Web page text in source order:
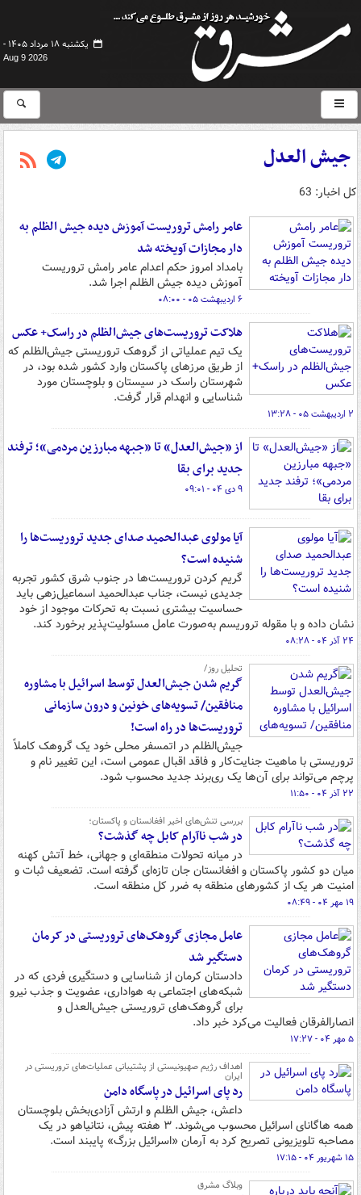
یکشنبه ۱۸ مرداد ۱۴۰۵ -
Aug 9 2026
جیش العدل
کل اخبار: 63
عامر رامش تروریست آموزش دیده جیش الظلم به
دار مجازات آویخته شد
بامداد امروز حکم اعدام عامر رامش تروریست
آموزش دیده جیش الظلم اجرا شد.
۶ اردیبهشت ۰۵ - ۰۸:۰۰
هلاکت تروریست‌های جیش‌الظلم در راسک+ عکس
یک تیم عملیاتی از گروهک تروریستی جیش‌الظلم که
از طریق مرزهای پاکستان وارد کشور شده بود، در
شهرستان راسک در سیستان و بلوچستان مورد
شناسایی و انهدام قرار گرفت.
۲ اردیبهشت ۰۵ - ۱۳:۲۸
از «جیش‌العدل» تا «جبهه مبارزین مردمی»؛ ترفند
جدید برای بقا
۹ دی ۰۴ - ۰۹:۰۱
آیا مولوی عبدالحمید صدای جدید تروریست‌ها را
شنیده است؟
گریم کردن تروریست‌ها در جنوب شرق کشور تجربه
جدیدی نیست، جناب عبدالحمید اسماعیل‌زهی باید
حساسیت بیشتری نسبت به تحرکات موجود از خود
نشان داده و با مقوله تروریسم به‌صورت عامل مسئولیت‌پذیر برخورد کند.
۲۴ آذر ۰۴ - ۰۸:۲۸
تحلیل روز/
گریم شدن جیش‌العدل توسط اسرائیل با مشاوره
منافقین/ تسویه‌های خونین و درون سازمانی
تروریست‌ها در راه است!
جیش‌الظلم در اتمسفر محلی خود یک گروهک کاملاً
تروریستی با ماهیت جنایت‌کار و فاقد اقبال عمومی است، این تغییر نام و
پرچم می‌تواند برای آن‌ها یک ری‌برند جدید محسوب شود.
۲۲ آذر ۰۴ - ۱۱:۵۰
بررسی تنش‌های اخیر افغانستان و پاکستان؛
در شب ناآرام کابل چه گذشت؟
در میانه تحولات منطقه‌ای و جهانی، خط آتش کهنه
میان دو کشور پاکستان و افغانستان جان تازه‌ای گرفته است. تضعیف ثبات و
امنیت هر یک از کشورهای منطقه به ضرر کل منطقه است.
۱۹ مهر ۰۴ - ۰۸:۴۹
عامل مجازی گروهک‌های تروریستی در کرمان
دستگیر شد
دادستان کرمان از شناسایی و دستگیری فردی که در
شبکه‌های اجتماعی به هواداری، عضویت و جذب نیرو
برای گروهک‌های تروریستی جیش‌العدل و
انصارالفرقان فعالیت می‌کرد خبر داد.
۵ مهر ۰۴ - ۱۷:۲۷
اهداف رژیم صهیونیستی از پشتیبانی عملیات‌های تروریستی در
ایران
رد پای اسرائیل در پاسگاه دامن
داعش، جیش الظلم و ارتش آزادی‌بخش بلوچستان
همه هاگانای اسرائیل محسوب می‌شوند. ۳ هفته پیش، نتانیاهو در یک
مصاحبه تلویزیونی تصریح کرد به آرمان «اسرائیل بزرگ» پایبند است.
۱۵ شهریور ۰۴ - ۱۷:۱۵
وبلاگ مشرق